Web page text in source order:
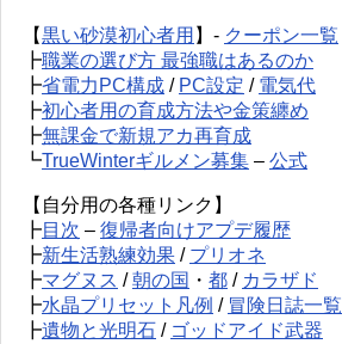
【黒い砂漠初心者用 】- クーポン一覧
┣職業の選び方 最強職はあるのか
┣省電力PC構成 / PC設定 / 電気代
┣初心者用の育成方法や金策纏め
┣無課金で新規アカ再育成
┗TrueWinterギルメン募集 – 公式
【自分用の各種リンク】
┣目次 – 復帰者向けアプデ履歴
┣新生活熟練効果 / プリオネ
┣マグヌス /朝の国 ・ 都 / カラザド
┣水晶プリセット凡例 / 冒険日誌一覧
┣遺物と光明石 / ゴッドアイド武器